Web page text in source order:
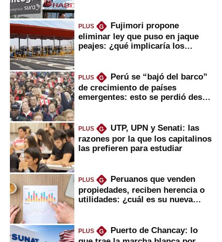
PLUS G
Fujimori propone
eliminar ley que puso en jaque
peajes: ¿qué implicaría los
PLUS G
Perú se “bajó del barco”
de crecimiento de países
emergentes: esto se perdió desde
PLUS G
UTP, UPN y Senati: las
razones por la que los capitalinos
las prefieren para estudiar
PLUS G
Peruanos que venden
propiedades, reciben herencia o
utilidades: ¿cuál es su nueva
PLUS G
Puerto de Chancay: lo